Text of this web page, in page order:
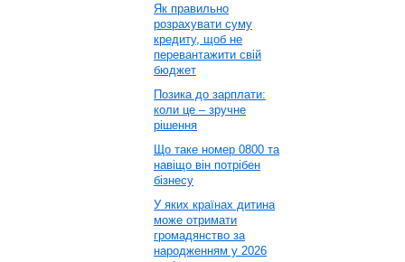
Як правильно
розрахувати суму
кредиту, щоб не
перевантажити свій
бюджет
Позика до зарплати:
коли це – зручне
рішення
Що таке номер 0800 та
навіщо він потрібен
бізнесу
У яких країнах дитина
може отримати
громадянство за
народженням у 2026